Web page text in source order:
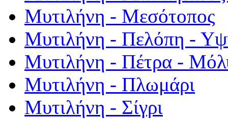
Μυτιλήνη - Μεσότοπος
Μυτιλήνη - Πελόπη -
Μυτιλήνη - Πέτρα -
Μυτιλήνη - Πλωμάρι
Μυτιλήνη - Σίγρι